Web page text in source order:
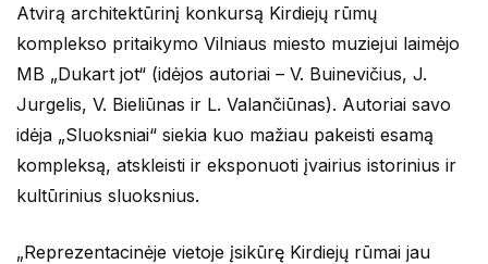
Atvirą architektūrinį konkursą Kirdiejų rūmų
komplekso pritaikymo Vilniaus miesto muziejui laimėjo
MB „Dukart jot“ (idėjos autoriai – V. Buinevičius, J.
Jurgelis, V. Bieliūnas ir L. Valančiūnas). Autoriai savo
idėja „Sluoksniai“ siekia kuo mažiau pakeisti esamą
kompleksą, atskleisti ir eksponuoti įvairius istorinius ir
kultūrinius sluoksnius.
„Reprezentacinėje vietoje įsikūrę Kirdiejų rūmai jau